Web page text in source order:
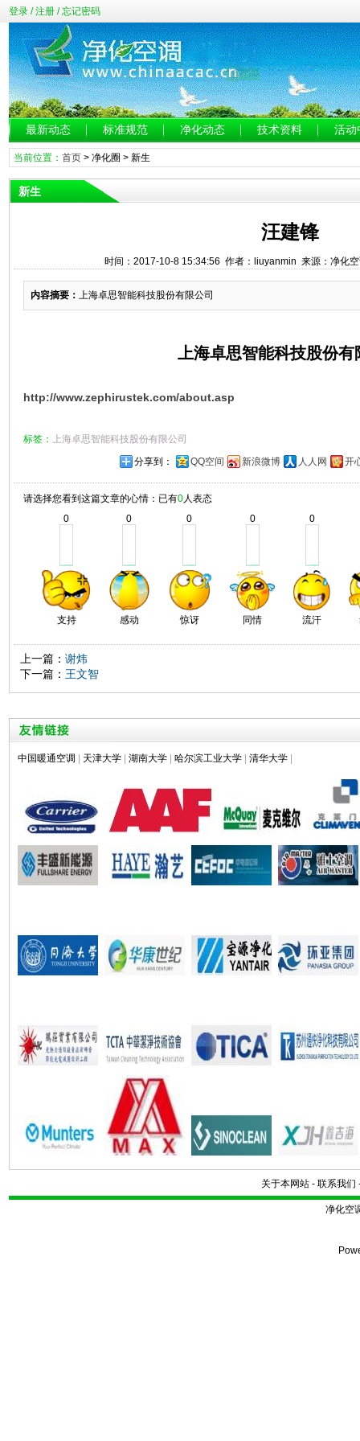
登录/注册/忘记密码
最新动态 标准规范 净化动态 技术资料 活动
当前位置： 首页> 净化圈 > 新生
新生
汪建锋
时间：2017-10-8 15:34:56 作者：liuyanmin 来源：净化
内容摘要： 上海卓思智能科技股份有限公司
上海卓思智能科技股份有
http://www.zephirustek.com/about.asp
标签：
上海卓思智能科技股份有限公司
分享到：
QQ空间 新浪微博 人人网 开
请选择您看到这篇文章的心情：已有0人表态
0
支持
0
感动
0
惊讶
0
同情
0
流汗
上一篇： 谢炜
下一篇： 王文智
中国暖通空调 天津大学 湖南大学 哈尔滨工业大学 清华大学
关于本网站 - 联系我们
净化空